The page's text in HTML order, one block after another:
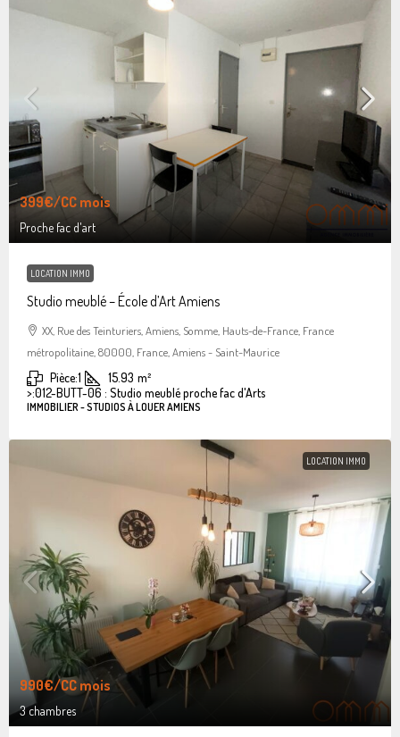
399€/CC mois
Proche fac d'art
LOCATION IMMO
Studio meublé – École d’Art Amiens
XX, Rue des Teinturiers, Amiens, Somme, Hauts-de-France, France
métropolitaine, 80000, France, Amiens - Saint-Maurice
Pièce:1 15.93 m²
>:012-BUTT-06 : Studio meublé proche fac d'Arts
IMMOBILIER - STUDIOS À LOUER AMIENS
LOCATION IMMO
990€/CC mois
3 chambres